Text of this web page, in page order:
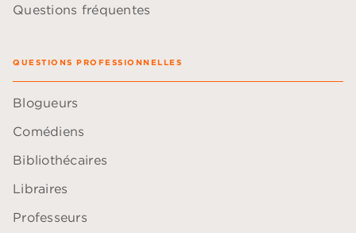
Questions fréquentes
QUESTIONS PROFESSIONNELLES
Blogueurs
Comédiens
Bibliothécaires
Libraires
Professeurs